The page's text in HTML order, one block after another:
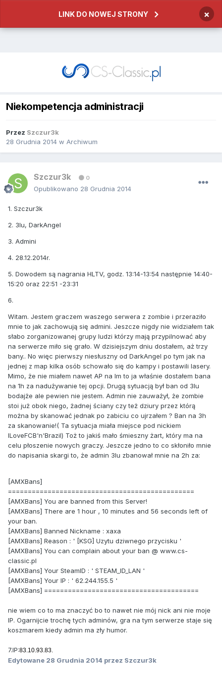
LINK DO NOWEJ STRONY ×
Niekompetencja administracji
Przez Szczur3k
28 Grudnia 2014 w Archiwum
Szczur3k 0
Opublikowano 28 Grudnia 2014
1. Szczur3k
2. 3lu, DarkAngel
3. Admini
4. 28.12.2014r.
5. Dowodem są nagrania HLTV, godz. 13:14-13:54 następnie 14:40-
15:20 oraz 22:51 -23:31
6.
Witam. Jestem graczem waszego serwera z zombie i przeraziło
mnie to jak zachowują się admini. Jeszcze nigdy nie widziałem tak
słabo zorganizowanej grupy ludzi którzy mają przypilnować aby
na serwerze miło się grało. W dzisiejszym dniu dostałem, aż trzy
bany.. No więc pierwszy niesłuszny od DarkAngel po tym jak na
jednej z map kilka osób schowało się do kampy i postawili lasery.
Mimo, że nie miałem nawet AP na lm to ja właśnie dostałem bana
na 1h za nadużywanie tej opcji. Drugą sytuacją był ban od 3lu
bodajże ale pewien nie jestem. Admin nie zauważył, że zombie
stoi już obok niego, żadnej ściany czy też dziury przez którą
można by skanować jednak po zabiciu co ujrzałem ? Ban na 3h
za skanowanie!( Ta sytuacja miała miejsce pod nickiem
ILoveFCB'n'Brazil) Toż to jakiś mało śmieszny żart, który ma na
celu płoszenie nowych graczy. Jeszcze jedno to co skłoniło mnie
do napisania skargi to, że admin 3lu zbanował mnie na 2h za:
[AMXBans]
===============================================
[AMXBans] You are banned from this Server!
[AMXBans] There are 1 hour , 10 minutes and 56 seconds left of
your ban.
[AMXBans] Banned Nickname : xaxa
[AMXBans] Reason : ' [KSG] Uzytu dziwnego przycisku '
[AMXBans] You can complain about your ban @ www.cs-
classic.pl
[AMXBans] Your SteamID : ' STEAM_ID_LAN '
[AMXBans] Your IP : ' 62.244.155.5 '
[AMXBans] =======================================
nie wiem co to ma znaczyć bo to nawet nie mój nick ani nie moje
IP. Ogarnijcie trochę tych adminów, gra na tym serwerze staje się
koszmarem kiedy admin ma zły humor.
7.IP:83.10.93.83.
Edytowane 28 Grudnia 2014 przez Szczur3k